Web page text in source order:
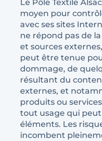
Le Pôle Textile
moyen pour
avec ses sites
ne répond pas de
et sources
peut être tenue
dommage, de
résultant du
externes, et
produits ou
tout usage qui
éléments. Les
incombent